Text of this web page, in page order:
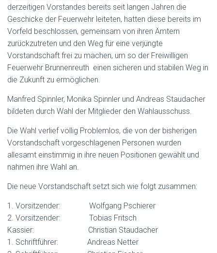
derzeitigen Vorstandes bereits seit langen Jahren die
Geschicke der Feuerwehr leiteten, hatten diese bereits im
Vorfeld beschlossen, gemeinsam von ihren Ämtern
zurückzutreten und den Weg für eine verjüngte
Vorstandschaft frei zu machen, um so der Freiwilligen
Feuerwehr Brunnenreuth einen sicheren und stabilen Weg in
die Zukunft zu ermöglichen.
Manfred Spinnler, Monika Spinnler und Andreas Staudacher
bildeten durch Wahl der Mitglieder den Wahlausschuss.
Die Wahl verlief völlig Problemlos, die von der bisherigen
Vorstandschaft vorgeschlagenen Personen wurden
allesamt einstimmig in ihre neuen Positionen gewählt und
nahmen ihre Wahl an.
Die neue Vorstandschaft setzt sich wie folgt zusammen:
1. Vorsitzender: Wolfgang Pschierer
2. Vorsitzender: Tobias Fritsch
Kassier: Christian Staudacher
1. Schriftführer: Andreas Netter